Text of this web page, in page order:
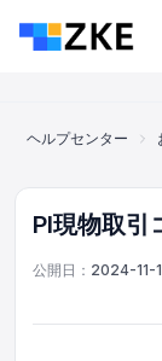
ヘルプセンター
PI現物取引
公開日： 2024-11-